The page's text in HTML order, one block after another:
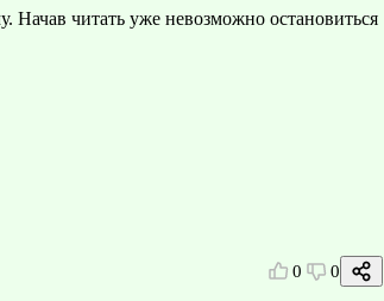
Начав читать уже невозможно остановиться
0 0